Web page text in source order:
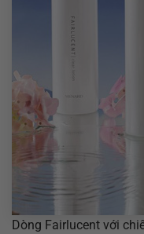
Dòng Fairlucent với